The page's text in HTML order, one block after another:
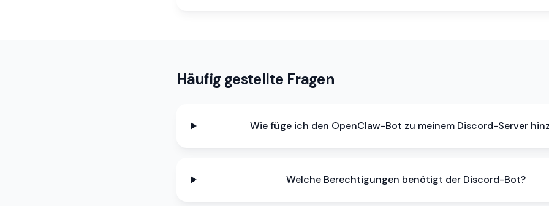
Häufig gestellte Fragen
Wie füge ich den OpenClaw-Bot zu meinem Discord-Server
Welche Berechtigungen benötigt der Discord-Bot?